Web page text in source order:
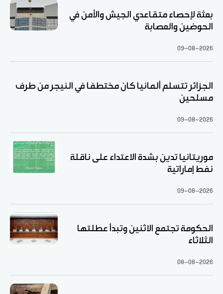
بعثة لإحصاء متقاعدي الجيش والأمن في
الحوضين والعصابة
09-08-2026
الجزائر تتسلم ألمانيا كان مختطفا في النيجر من طرف
مسلحين
09-08-2026
موريتانيا تدين بشدة الاعتداء على ناقلة
نفط إماراتية
09-08-2026
الحكومة تجتمع الاثنين وتبدأ عطلتها
الثلاثاء
08-08-2026